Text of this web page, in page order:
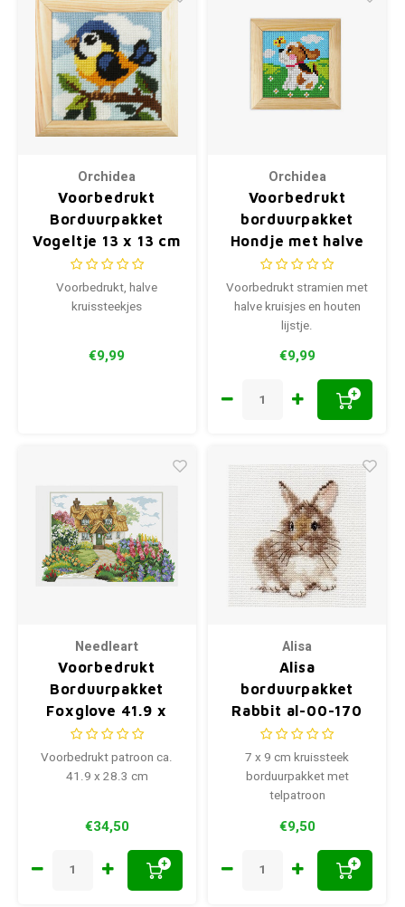
Orchidea
Voorbedrukt
Borduurpakket
Vogeltje 13 x 13 cm
met houten lijstje
Voorbedrukt, halve
kruissteekjes
€9,99
Orchidea
Voorbedrukt
borduurpakket
Hondje met halve
kruisjes 11 x 11 cm
Voorbedrukt stramien met
halve kruisjes en houten
lijstje.
€9,99
+
Needleart
Voorbedrukt
Borduurpakket
Foxglove 41.9 x
28.3 cm
Voorbedrukt patroon ca.
41.9 x 28.3 cm
€34,50
+
Alisa
Alisa
borduurpakket
Rabbit al-00-170
7 x 9 cm kruissteek
borduurpakket met
telpatroon
€9,50
+